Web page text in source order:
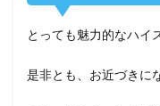
とっても魅力的なハイ
是非とも、お近づきに